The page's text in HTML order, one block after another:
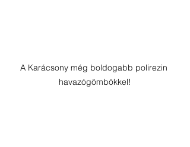
A Karácsony még boldogabb polirezin
havazógömbökkel!